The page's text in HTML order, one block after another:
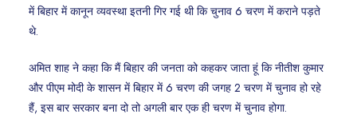
में बिहार में कानून व्यवस्था इतनी गिर गई थी कि चुनाव 6 चरण में कराने पड़ते
थे.
अमित शाह ने कहा कि मैं बिहार की जनता को कहकर जाता हूं कि नीतीश कुमार
और पीएम मोदी के शासन में बिहार में 6 चरण की जगह 2 चरण में चुनाव हो रहे
हैं, इस बार सरकार बना दो तो अगली बार एक ही चरण में चुनाव होगा.